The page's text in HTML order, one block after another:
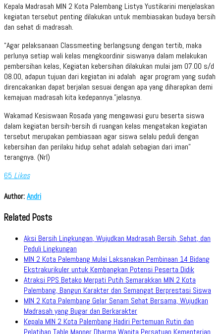
Kepala Madrasah MIN 2 Kota Palembang Listya Yustikarini menjelaskan
kegiatan tersebut penting dilakukan untuk membiasakan budaya bersih
dan sehat di madrasah.
“Agar pelaksanaan Classmeeting berlangsung dengan tertib, maka
perlunya setiap wali kelas mengkoordinir siswanya dalam melakukan
pembersihan kelas, Kegiatan kebersihan dilakukan mulai jam 07.00 s/d
08.00, adapun tujuan dari kegiatan ini adalah agar program yang sudah
direncakankan dapat berjalan sesuai dengan apa yang diharapkan demi
kemajuan madrasah kita kedepannya.”jelasnya.
Wakamad Kesiswaan Rosada yang mengawasi guru beserta siswa
dalam kegiatan bersih-bersih di ruangan kelas mengatakan kegiatan
tersebut merupakan pembiasaan agar siswa selalu peduli dengan
kebersihan dan perilaku hidup sehat adalah sebagian dari iman”
terangnya. (Nrl)
65 Likes
Author:Andri
Related Posts
Aksi Bersih Lingkungan, Wujudkan Madrasah Bersih, Sehat, dan
Peduli Lingkungan
MIN 2 Kota Palembang Mulai Laksanakan Pembinaan 14 Bidang
Ekstrakurikuler untuk Kembangkan Potensi Peserta Didik
Atraksi PPS Betako Merpati Putih Semarakkan MIN 2 Kota
Palembang, Bangun Karakter dan Semangat Berprestasi Siswa
MIN 2 Kota Palembang Gelar Senam Sehat Bersama, Wujudkan
Madrasah yang Bugar dan Berkarakter
Kepala MIN 2 Kota Palembang Hadiri Pertemuan Rutin dan
Pelatihan Table Manner Dharma Wanita Persatuan Kementerian